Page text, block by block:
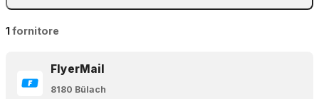
1fornitore
FlyerMail
8180 Bülach